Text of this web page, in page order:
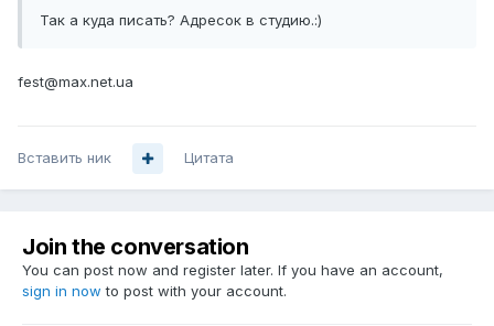
Так а куда писать? Адресок в студию.:)
fest@max.net.ua
Вставить ник Цитата
Join the conversation
You can post now and register later. If you have an account,
sign in now to post with your account.